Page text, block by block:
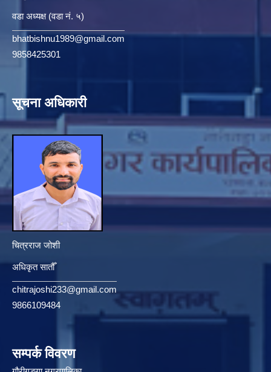
वडा अध्यक्ष (वडा नं. ५)
bhatbishnu1989@gmail.com
9858425301
सूचना अधिकारी
चित्रराज जोशी
अधिकृत सातौँ
chitrajoshi233@gmail.com
9866109484
सम्पर्क विवरण